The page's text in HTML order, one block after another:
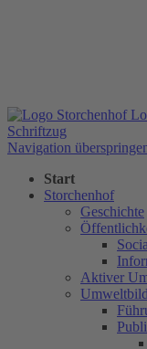
Navigation
Start
Storchenhof
Geschichte
Aktiver